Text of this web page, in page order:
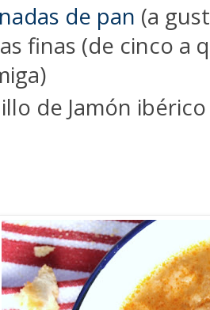
de pan (a
finas (de cinco a
de Jamón